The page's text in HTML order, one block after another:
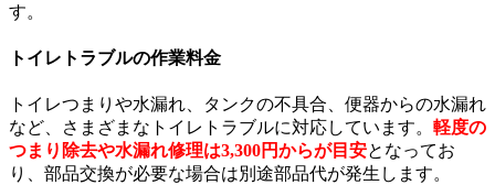
す。
トイレトラブルの作業料金
トイレつまりや水漏れ、タンクの不具合、便器からの水漏れ
など、さまざまなトイレトラブルに対応しています。 軽度の
つまり除去や水漏れ修理は3,300円からが目安となってお
り、部品交換が必要な場合は別途部品代が発生します。